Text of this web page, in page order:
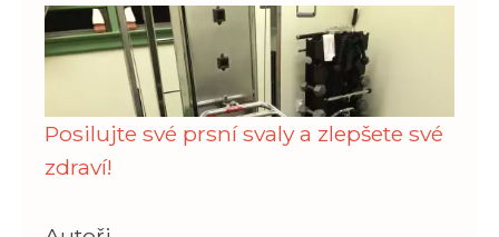
Posilujte své prsní svaly a zlepšete své
zdraví!